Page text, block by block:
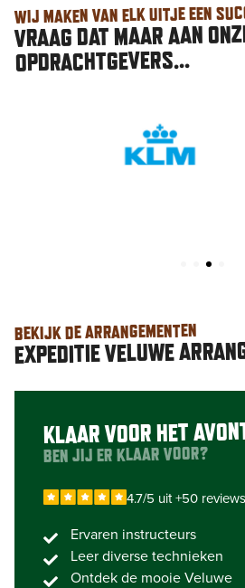
WIJ MAKEN VAN ELK UITJE EEN
VRAAG DAT MAAR AAN
OPDRACHTGEVERS...
BEKIJK DE ARRANGEMENTEN
EXPEDITIE VELUWE
KLAAR VOOR HET
BEN JIJ ER KLAAR VOOR?
4.7/5 uit +50 reviews
Ervaren instructeurs
Leer diverse technieken
Ontdek de mooie Veluwe